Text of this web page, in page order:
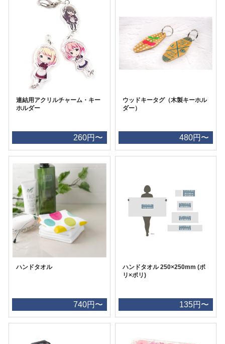
連結用アクリルチャーム・キー
ホルダー
260円〜
ウッドキータグ（木製キーホル
ダー）
480円〜
ハンドタオル
740円〜
ハンドタオル 250×250mm (ポ
リ×ポリ)
135円〜